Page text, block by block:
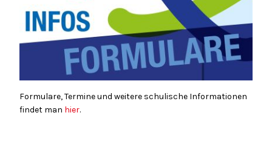
Formulare, Termine und weitere schulische Informationen
findet man hier.